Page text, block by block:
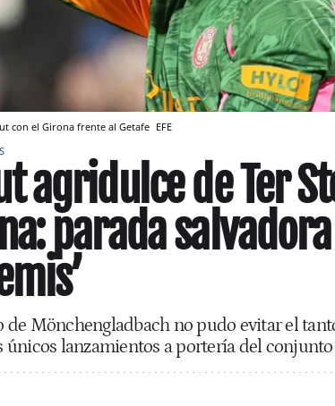
con el Girona frente al Getafe EFE
agridulce de Ter
parada
de Mönchengladbach no pudo evitar el
únicos lanzamientos a portería del